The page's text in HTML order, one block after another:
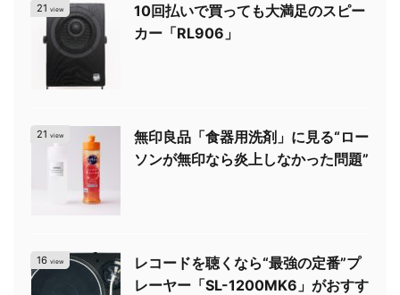
21 view
10回払いで買っても大満足のスピー
カー「RL906」
21 view
無印良品「食器用洗剤」に見る“ロー
ソンが無印なら炎上しなかった問題”
16 view
レコードを聴くなら“最強の定番”プ
レーヤー「SL-1200MK6」がおすす